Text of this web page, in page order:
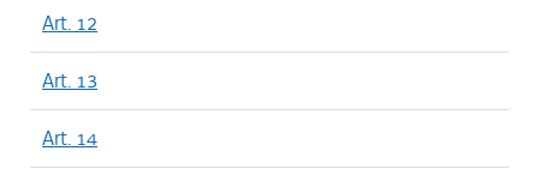
Art. 12
Art. 13
Art. 14